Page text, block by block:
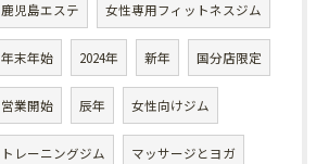
鹿児島エステ 女性専用フィットネスジム
年末年始 2024年 新年 国分店限定
営業開始 辰年 女性向けジム
トレーニングジム マッサージとヨガ